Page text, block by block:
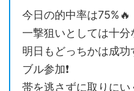
今日の的中率は75%🔥
一撃狙いとしては十分
明日もどっちかは成
ブル参加❗️
帯を逃さずに取りにい